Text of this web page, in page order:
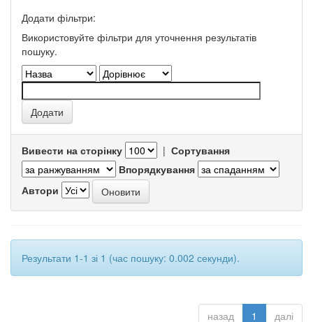
Додати фільтри:
Використовуйте фільтри для уточнення результатів
пошуку.
Вивести на сторінку | Сортування
Впорядкування
Автори
Результати 1-1 зі 1 (час пошуку: 0.002 секунди).
назад 1 далі